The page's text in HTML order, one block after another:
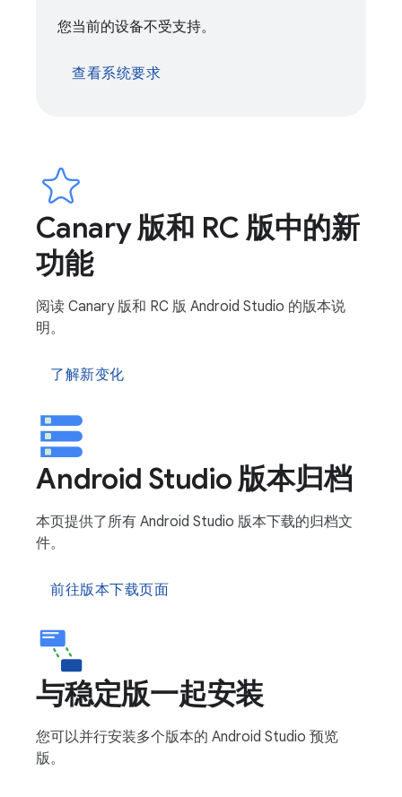
您当前的设备不受支持。
查看系统要求
Canary 版和 RC 版中的新
功能
阅读 Canary 版和 RC 版 Android Studio 的版本说
明。
了解新变化
Android Studio 版本归档
本页提供了所有 Android Studio 版本下载的归档文
件。
前往版本下载页面
与稳定版一起安装
您可以并行安装多个版本的 Android Studio 预览
版。